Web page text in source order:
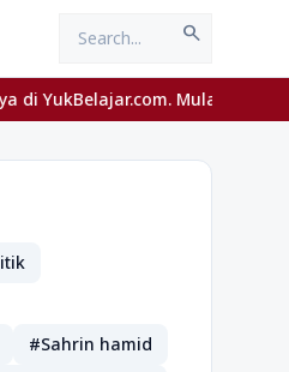
search
Mulai langkah
#Sahrin hamid